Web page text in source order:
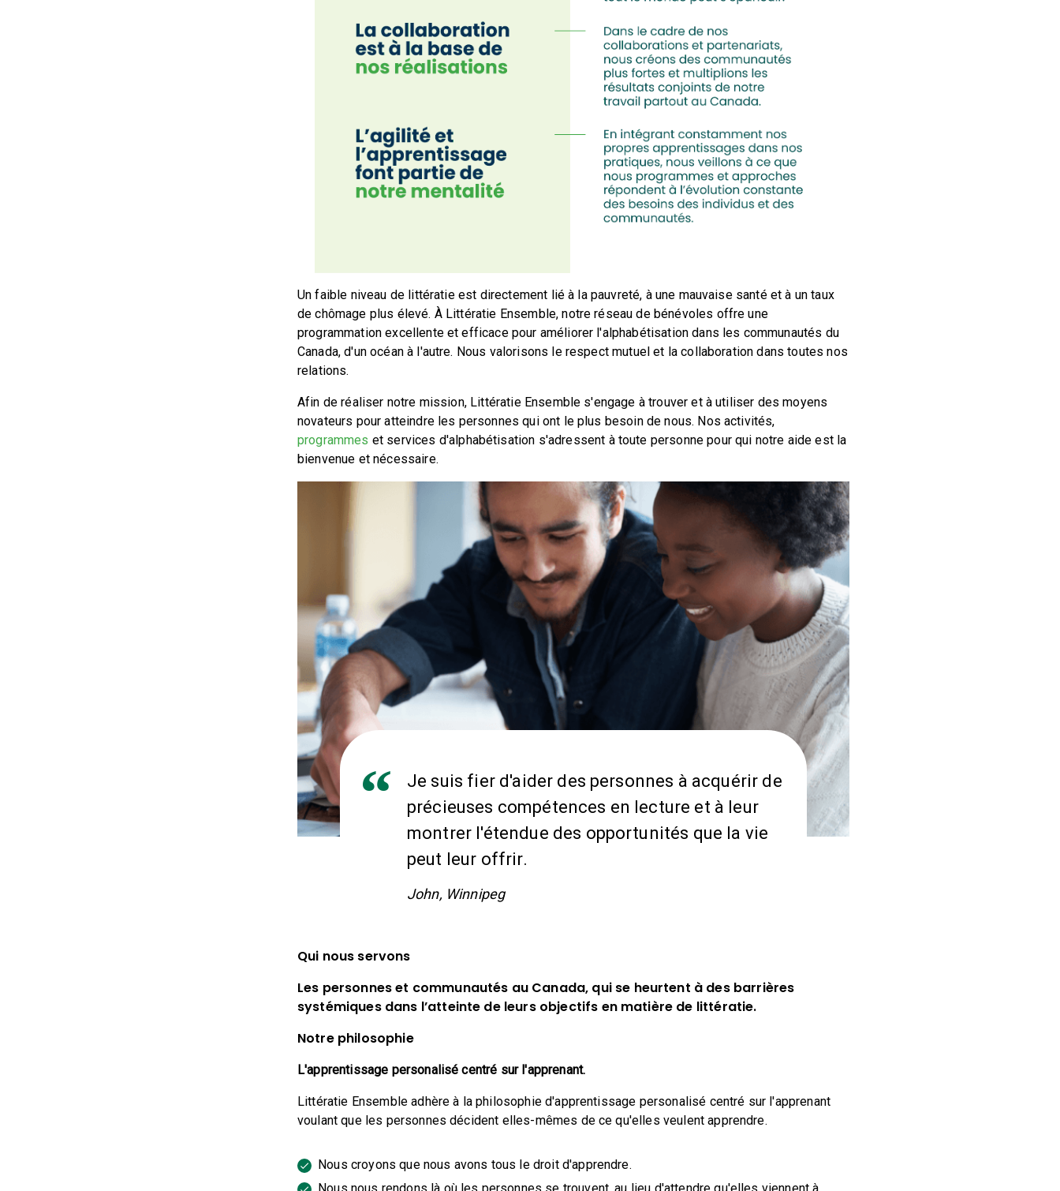
Un faible niveau de littératie est directement lié à la pauvreté, à une mauvaise santé et à un taux
de chômage plus élevé. À Littératie Ensemble, notre réseau de bénévoles offre une
programmation excellente et efficace pour améliorer l'alphabétisation dans les communautés du
Canada, d'un océan à l'autre. Nous valorisons le respect mutuel et la collaboration dans toutes nos
relations.
Afin de réaliser notre mission, Littératie Ensemble s'engage à trouver et à utiliser des moyens
novateurs pour atteindre les personnes qui ont le plus besoin de nous. Nos activités,
programmes et services d'alphabétisation s'adressent à toute personne pour qui notre aide est la
bienvenue et nécessaire.
Je suis fier d'aider des personnes à acquérir de
précieuses compétences en lecture et à leur
montrer l'étendue des opportunités que la vie
peut leur offrir.
John, Winnipeg
Qui nous servons
Les personnes et communautés au Canada, qui se heurtent à des barrières
systémiques dans l’atteinte de leurs objectifs en matière de littératie.
Notre philosophie
L'apprentissage personalisé centré sur l'apprenant.
Littératie Ensemble adhère à la philosophie d'apprentissage personalisé centré sur l'apprenant
voulant que les personnes décident elles-mêmes de ce qu'elles veulent apprendre.
Nous croyons que nous avons tous le droit d'apprendre.